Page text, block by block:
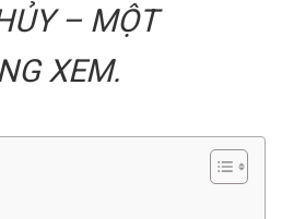
– MỘT
XEM.